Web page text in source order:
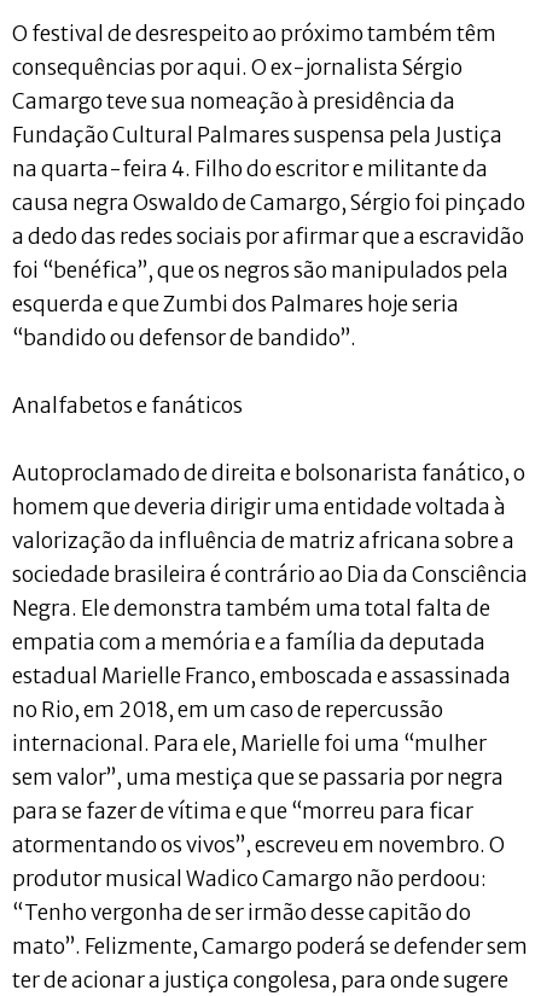
O festival de desrespeito ao próximo também têm
consequências por aqui. O ex-jornalista Sérgio
Camargo teve sua nomeação à presidência da
Fundação Cultural Palmares suspensa pela Justiça
na quarta-feira 4. Filho do escritor e militante da
causa negra Oswaldo de Camargo, Sérgio foi pinçado
a dedo das redes sociais por afirmar que a escravidão
foi “benéfica”, que os negros são manipulados pela
esquerda e que Zumbi dos Palmares hoje seria
“bandido ou defensor de bandido”.
Analfabetos e fanáticos
Autoproclamado de direita e bolsonarista fanático, o
homem que deveria dirigir uma entidade voltada à
valorização da influência de matriz africana sobre a
sociedade brasileira é contrário ao Dia da Consciência
Negra. Ele demonstra também uma total falta de
empatia com a memória e a família da deputada
estadual Marielle Franco, emboscada e assassinada
no Rio, em 2018, em um caso de repercussão
internacional. Para ele, Marielle foi uma “mulher
sem valor”, uma mestiça que se passaria por negra
para se fazer de vítima e que “morreu para ficar
atormentando os vivos”, escreveu em novembro. O
produtor musical Wadico Camargo não perdoou:
“Tenho vergonha de ser irmão desse capitão do
mato”. Felizmente, Camargo poderá se defender sem
ter de acionar a justiça congolesa, para onde sugere